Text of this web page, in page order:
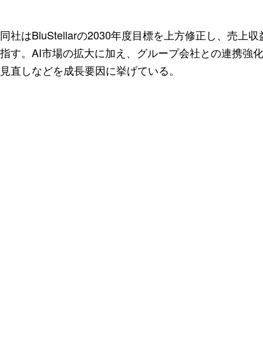
同社はBluStellarの2030年度目標を上方修正し、売上
指す。AI市場の拡大に加え、グループ会社との連携強
見直しなどを成長要因に挙げている。